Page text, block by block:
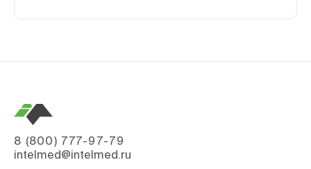
8 (800) 777-97-79
intelmed@intelmed.ru